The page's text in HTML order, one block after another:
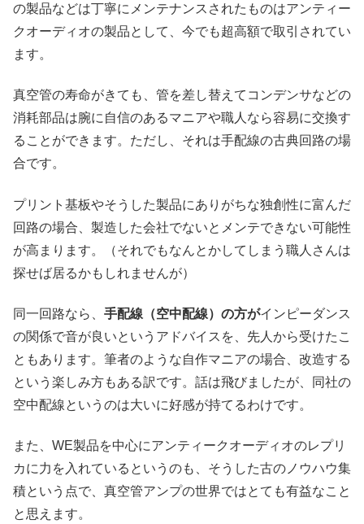
の製品などは丁寧にメンテナンスされたものはアンティー
クオーディオの製品として、今でも超高額で取引されてい
ます。
真空管の寿命がきても、管を差し替えてコンデンサなどの
消耗部品は腕に自信のあるマニアや職人なら容易に交換す
ることができます。ただし、それは手配線の古典回路の場
合です。
プリント基板やそうした製品にありがちな独創性に富んだ
回路の場合、製造した会社でないとメンテできない可能性
が高まります。（それでもなんとかしてしまう職人さんは
探せば居るかもしれませんが）
同一回路なら、 手配線（空中配線）の方がインピーダンス
の関係で音が良いというアドバイスを、先人から受けたこ
ともあります。筆者のような自作マニアの場合、改造する
という楽しみ方もある訳です。話は飛びましたが、同社の
空中配線というのは大いに好感が持てるわけです。
また、WE製品を中心にアンティークオーディオのレプリ
カに力を入れているというのも、そうした古のノウハウ集
積という点で、真空管アンプの世界ではとても有益なこと
と思えます。